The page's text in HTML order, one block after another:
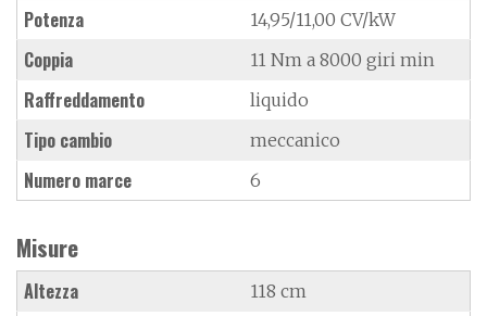
Potenza 14,95/11,00 CV/kW
Coppia 11 Nm a 8000 giri min
Raffreddamento liquido
Tipo cambio meccanico
Numero marce 6
Misure
Altezza 118 cm